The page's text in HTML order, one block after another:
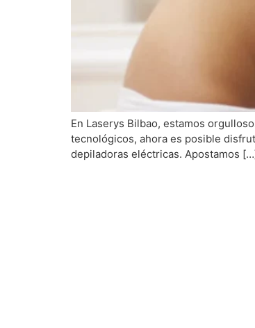
En Laserys Bilbao, estamos
tecnológicos, ahora es posible
depiladoras eléctricas. Apostamos